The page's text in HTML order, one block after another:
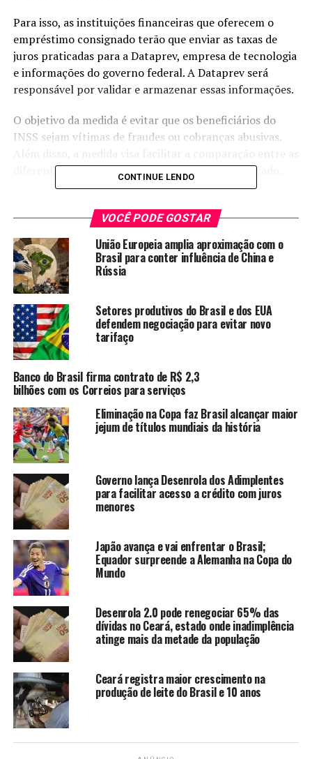
Para isso, as instituições financeiras que oferecem o
empréstimo consignado terão que enviar as taxas de
juros praticadas para a Dataprev, empresa de tecnologia
e informações do governo federal. A Dataprev será
responsável por validar e armazenar essas informações.
O objetivo da medida é evitar que os beneficiários do
INSS sejam vítimas de fraudes ou cobranças abusivas.
diferentes opções de crédito disponíveis no mercado.
poderão consultar as taxas de juros do empréstimo
consignado por meio do extrato do Meu INSS. O Meu
INSS é um aplicativo que permite acessar diversos
serviços relacionados ao benefício, como agendamento,
consulta e emissão de comprovantes.
TÓPICOS RELACIONADOS:
BRASIL
EMPRÉSTIMO CONSIGNADO
INSS
MAIS TRANSPARÊNCIA
NOTÍCIAS
TAXAS DE JUROS
A SEGUIR
Ceará apresenta projeto de câmeras corporais no
sistema penitenciário em reunião nacional
NÃO PERCA
Senado discute projeto que quer incluir cidade e estado
nas placas dos veículos
Daniela Lima
CONTINUE LENDO
VOCÊ PODE GOSTAR
União Europeia amplia aproximação com o
Brasil para conter influência de China e
Rússia
Setores produtivos do Brasil e dos EUA
defendem negociação para evitar novo
tarifaço
Banco do Brasil firma contrato de R$ 2,3
bilhões com os Correios para serviços
Eliminação na Copa faz Brasil alcançar maior
jejum de títulos mundiais da história
Governo lança Desenrola dos Adimplentes
para facilitar acesso a crédito com juros
menores
Japão avança e vai enfrentar o Brasil;
Equador surpreende a Alemanha na Copa do
Mundo
Desenrola 2.0 pode renegociar 65% das
dívidas no Ceará, estado onde inadimplência
atinge mais da metade da população
Ceará registra maior crescimento na
produção de leite do Brasil e 10 anos